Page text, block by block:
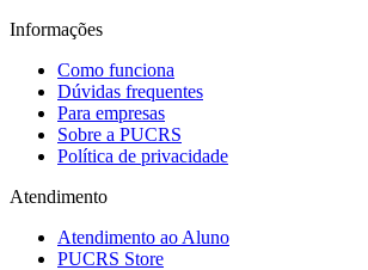
Informações
Como funciona
Dúvidas frequentes
Para empresas
Sobre a PUCRS
Política de privacidade
Atendimento
Atendimento ao Aluno
PUCRS Store